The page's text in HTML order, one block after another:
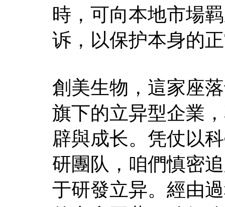
時，可向本地市場
诉，以保护本身的
創美生物，這家座
旗下的立异型企業
辟與成长。凭仗以
研團队，咱們慎密
于研發立异。經由